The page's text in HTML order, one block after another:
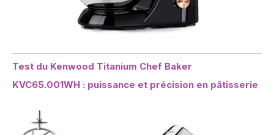
Test du Kenwood Titanium Chef Baker
KVC65.001WH : puissance et précision en pâtisserie